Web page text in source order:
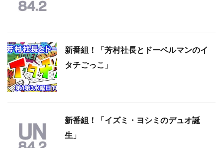
新番組！「芳村社長とドーベルマンのイ
タチごっこ」
新番組！「イズミ・ヨシミのデュオ誕
生」